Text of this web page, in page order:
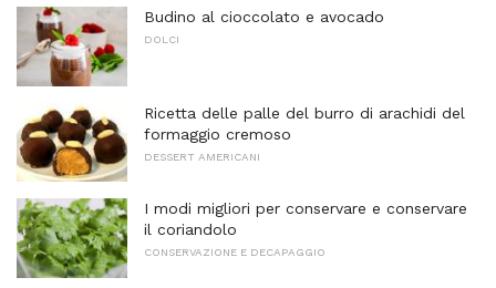
Budino al cioccolato e avocado
DOLCI
Ricetta delle palle del burro di arachidi del
formaggio cremoso
DESSERT AMERICANI
I modi migliori per conservare e conservare
il coriandolo
CONSERVAZIONE E DECAPAGGIO